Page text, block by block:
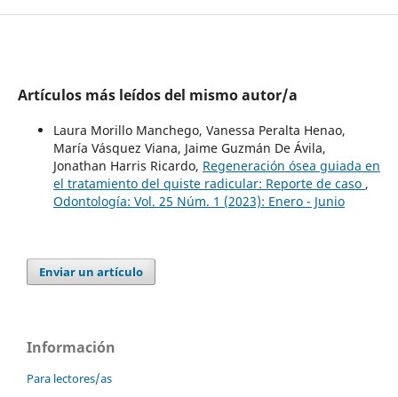
Artículos más leídos del mismo autor/a
Laura Morillo Manchego, Vanessa Peralta Henao,
María Vásquez Viana, Jaime Guzmán De Ávila,
Jonathan Harris Ricardo, Regeneración ósea guiada en
el tratamiento del quiste radicular: Reporte de caso ,
Odontología: Vol. 25 Núm. 1 (2023): Enero - Junio
Enviar un artículo
Información
Para lectores/as